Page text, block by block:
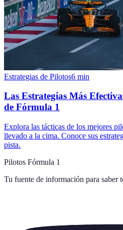
Estrategias de Pilotos6 min
Las Estrategias Más
de Fórmula 1
Explora las tácticas de los mejores
llevado a la cima. Conoce sus
pista.
Pilotos Fórmula 1
Tu fuente de información para saber